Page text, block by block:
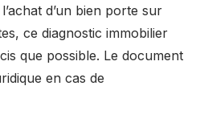
d’un bien porte sur
ce diagnostic immobilier
que possible. Le document
en cas de